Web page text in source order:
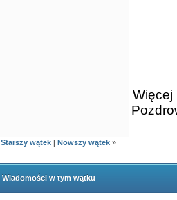
Więcej
Starszy wątek | Nowszy wątek »
Wiadomości w tym wątku